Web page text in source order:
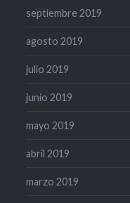
septiembre 2019
agosto 2019
julio 2019
junio 2019
mayo 2019
abril 2019
marzo 2019